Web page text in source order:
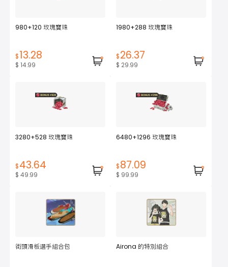
980+120 玫瑰寶珠
$13.28
$ 14.99
1980+288 玫瑰寶珠
$26.37
$ 29.99
3280+528 玫瑰寶珠
$43.64
$ 49.99
6480+1296 玫瑰寶珠
$87.09
$ 99.99
街頭滑板選手組合包 Airona 的特別組合